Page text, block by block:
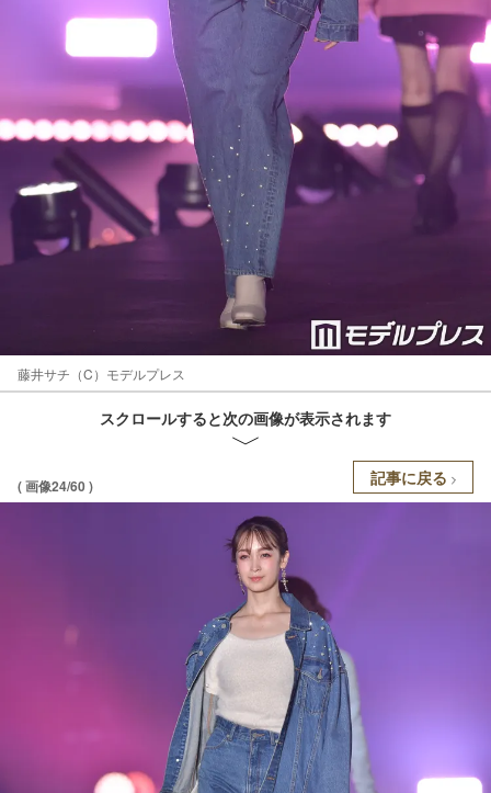
藤井サチ（C）モデルプレス
スクロールすると次の画像が表示されます
( 画像24/60 ) 記事に戻る